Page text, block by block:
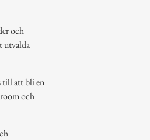
och
utvalda
till att bli en
och